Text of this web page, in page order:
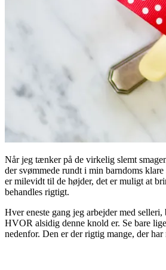
Når jeg tænker på de virkelig slemt
der svømmede rundt i min barndoms klare
er milevidt til de højder, det er muligt at
behandles rigtigt.
Hver eneste gang jeg arbejder med
HVOR alsidig denne knold er. Se bare lige
nedenfor. Den er der rigtig mange, der